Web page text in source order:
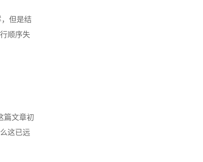
但是结
顺序失
篇文章初
这已远